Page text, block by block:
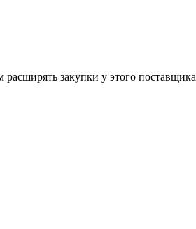
закупки у этого